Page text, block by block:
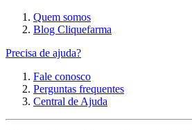
Quem somos
Blog Cliquefarma
Precisa de ajuda?
Fale conosco
Perguntas frequentes
Central de Ajuda